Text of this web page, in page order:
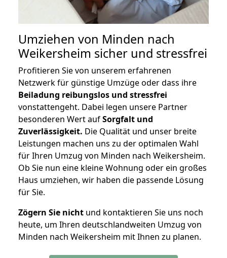
Umziehen von Minden nach
Weikersheim sicher und stressfrei
Profitieren Sie von unserem erfahrenen
Netzwerk für günstige Umzüge oder dass ihre
Beiladung reibungslos und stressfrei
vonstattengeht. Dabei legen unsere Partner
besonderen Wert aufSorgfalt und
Zuverlässigkeit. Die Qualität und unser breite
Leistungen machen uns zu der optimalen Wahl
für Ihren Umzug von Minden nach Weikersheim.
Ob Sie nun eine kleine Wohnung oder ein großes
Haus umziehen, wir haben die passende Lösung
für Sie.
Zögern Sie nicht und kontaktieren Sie uns noch
heute, um Ihren deutschlandweiten Umzug von
Minden nach Weikersheim mit Ihnen zu planen.